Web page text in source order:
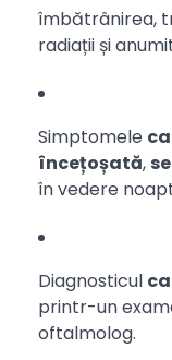
îmbătrânirea,
radiații și
Simptomele
încețoșată,
în vedere
Diagnosticul
printr-un
oftalmolog.